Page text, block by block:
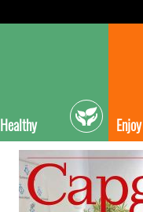
Healthy Enjoy